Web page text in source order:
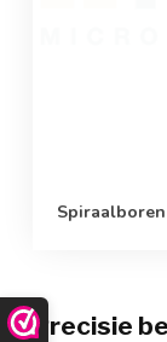
Precisie